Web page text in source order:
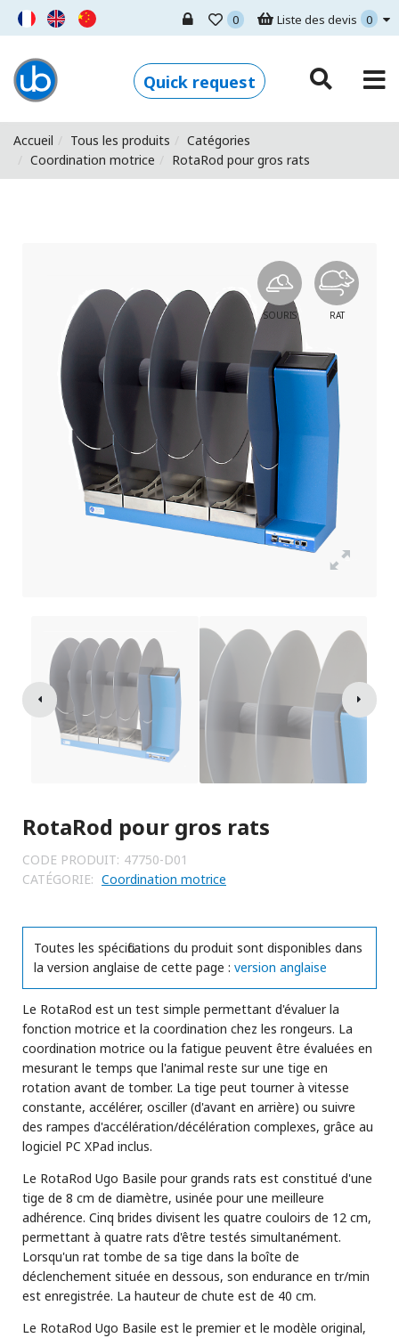
Liste des devis 0
0
Ugo Basile - Home
Quick request
Accueil Tous les produits
Catégories
Coordination motrice
RotaRod pour gros rats
SOURIS RAT
RotaRod pour gros rats
CODE PRODUIT: 47750-D01
CATÉGORIE: Coordination motrice
Toutes les spécifications du produit sont disponibles dans
la version anglaise de cette page : version anglaise
Le RotaRod est un test simple permettant d'évaluer la
fonction motrice et la coordination chez les rongeurs. La
coordination motrice ou la fatigue peuvent être évaluées en
mesurant le temps que l'animal reste sur une tige en
rotation avant de tomber. La tige peut tourner à vitesse
constante, accélérer, osciller (d'avant en arrière) ou suivre
des rampes d'accélération/décélération complexes, grâce au
logiciel PC XPad inclus.
Le RotaRod Ugo Basile pour grands rats est constitué d'une
tige de 8 cm de diamètre, usinée pour une meilleure
adhérence. Cinq brides divisent les quatre couloirs de 12 cm,
permettant à quatre rats d'être testés simultanément.
Lorsqu'un rat tombe de sa tige dans la boîte de
déclenchement située en dessous, son endurance en tr/min
est enregistrée. La hauteur de chute est de 40 cm.
Le RotaRod Ugo Basile est le premier et le modèle original,